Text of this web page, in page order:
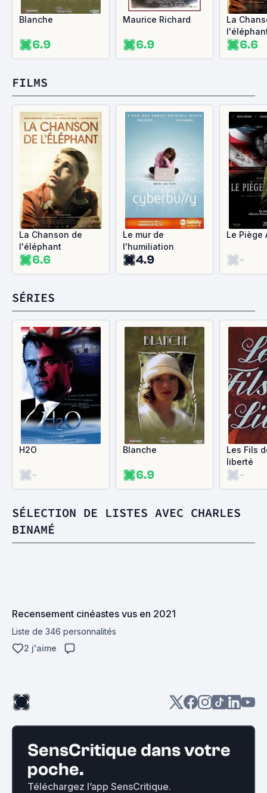
Blanche
6.9
Maurice Richard
6.9
La
6.6
FILMS
La Chanson de
l'éléphant
6.6
Le mur de
l'humiliation
4.9
Le Piège
-
SÉRIES
H2O
-
Blanche
6.9
Les Fils
liberté
-
SÉLECTION DE LISTES AVEC CHARLES
BINAMÉ
Recensement cinéastes vus en 2021
Liste de 346 personnalités
2 j'aime
SensCritique dans votre
poche.
Téléchargez l’app SensCritique.